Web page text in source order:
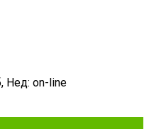
Нед: on-line